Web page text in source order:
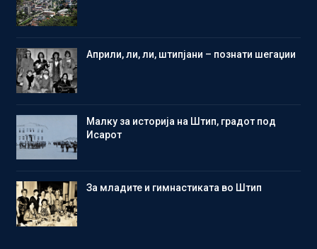
Aприли, ли, ли, штипјани – познати шегаџии
Малку за историја на Штип, градот под
Исарот
Зa младите и гимнастиката во Штип